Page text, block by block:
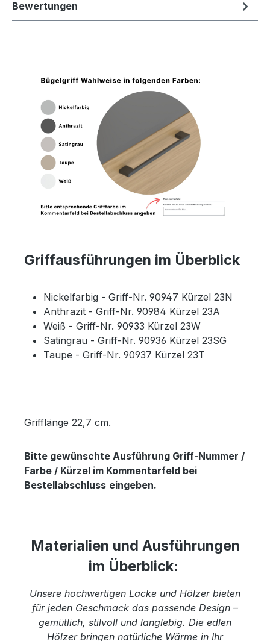
Bewertungen
Griffausführungen im Überblick
Nickelfarbig - Griff-Nr. 90947 Kürzel 23N
Anthrazit - Griff-Nr. 90984 Kürzel 23A
Weiß - Griff-Nr. 90933 Kürzel 23W
Satingrau - Griff-Nr. 90936 Kürzel 23SG
Taupe - Griff-Nr. 90937 Kürzel 23T
Grifflänge 22,7 cm.
Bitte gewünschte Ausführung Griff-Nummer /
Farbe / Kürzel im Kommentarfeld bei
Bestellabschluss eingeben.
Materialien und Ausführungen
im Überblick:
Unsere hochwertigen Lacke und Hölzer bieten
für jeden Geschmack das passende Design –
gemütlich, stilvoll und langlebig. Die edlen
Hölzer bringen natürliche Wärme in Ihr